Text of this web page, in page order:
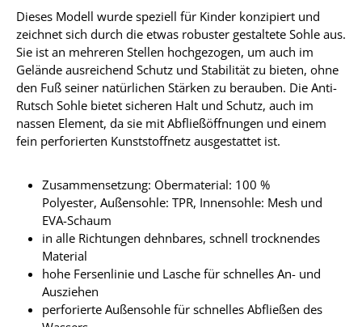
Dieses Modell wurde speziell für Kinder konzipiert und
zeichnet sich durch die etwas robuster gestaltete Sohle aus.
Sie ist an mehreren Stellen hochgezogen, um auch im
Gelände ausreichend Schutz und Stabilität zu bieten, ohne
den Fuß seiner natürlichen Stärken zu berauben. Die Anti-
Rutsch Sohle bietet sicheren Halt und Schutz, auch im
nassen Element, da sie mit Abfließöffnungen und einem
fein perforierten Kunststoffnetz ausgestattet ist.
Zusammensetzung: Obermaterial: 100 %
Polyester, Außensohle: TPR, Innensohle: Mesh und
EVA-Schaum
in alle Richtungen dehnbares, schnell trocknendes
Material
hohe Fersenlinie und Lasche für schnelles An- und
Ausziehen
perforierte Außensohle für schnelles Abfließen des